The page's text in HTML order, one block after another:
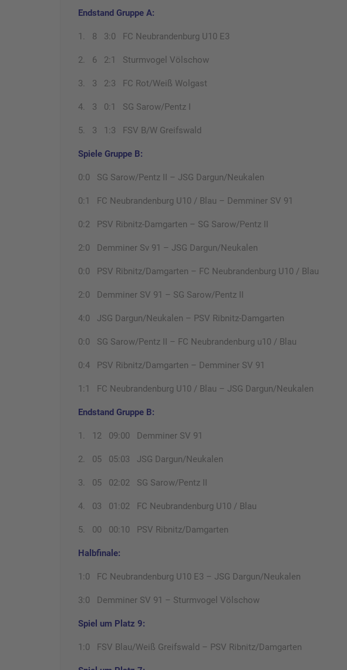
Endstand Gruppe A:
1. 8 3:0 FC Neubrandenburg U10 E3
2. 6 2:1 Sturmvogel Völschow
3. 3 2:3 FC Rot/Weiß Wolgast
4. 3 0:1 SG Sarow/Pentz I
5. 3 1:3 FSV B/W Greifswald
Spiele Gruppe B:
0:0 SG Sarow/Pentz II – JSG Dargun/Neukalen
0:1 FC Neubrandenburg U10 / Blau – Demminer SV 91
0:2 PSV Ribnitz-Damgarten – SG Sarow/Pentz II
2:0 Demminer Sv 91 – JSG Dargun/Neukalen
0:0 PSV Ribnitz/Damgarten – FC Neubrandenburg U10 / Blau
2:0 Demminer SV 91 – SG Sarow/Pentz II
4:0 JSG Dargun/Neukalen – PSV Ribnitz-Damgarten
0:0 SG Sarow/Pentz II – FC Neubrandenburg u10 / Blau
0:4 PSV Ribnitz/Damgarten – Demminer SV 91
1:1 FC Neubrandenburg U10 / Blau – JSG Dargun/Neukalen
Endstand Gruppe B:
1. 12 09:00 Demminer SV 91
2. 05 05:03 JSG Dargun/Neukalen
3. 05 02:02 SG Sarow/Pentz II
4. 03 01:02 FC Neubrandenburg U10 / Blau
5. 00 00:10 PSV Ribnitz/Damgarten
Halbfinale:
1:0 FC Neubrandenburg U10 E3 – JSG Dargun/Neukalen
3:0 Demminer SV 91 – Sturmvogel Völschow
Spiel um Platz 9:
1:0 FSV Blau/Weiß Greifswald – PSV Ribnitz/Damgarten